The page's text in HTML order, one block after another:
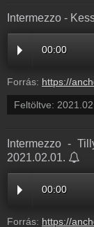
Intermezzo -
00:00
Forrás: https://anchor.fm/s/45194458/podcast/play/
Feltöltve:
Intermezzo -
2021.02.01.
00:00
Forrás: https://anchor.fm/s/45194458/podcast/play/